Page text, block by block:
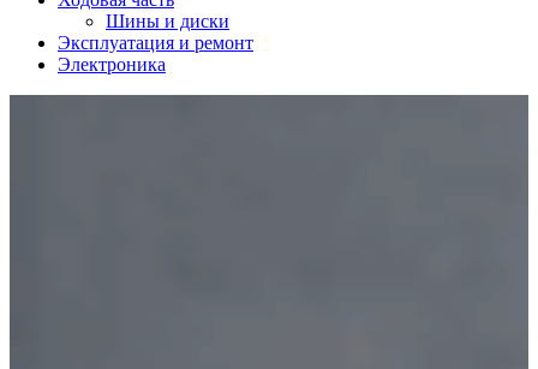
Шины и диски
Эксплуатация и ремонт
Электроника